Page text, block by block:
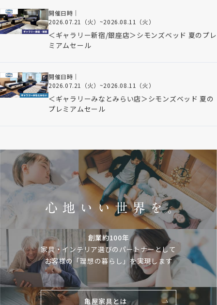
開催日時｜
2026.07.21（火） ~2026.08.11（火）
＜ギャラリー新宿/銀座店＞シモンズベッド 夏のプレ
ミアムセール
開催日時｜
2026.07.21（火） ~2026.08.11（火）
＜ギャラリーみなとみらい店＞シモンズベッド 夏の
プレミアムセール
創業約100年
家具・インテリア選びのパートナーとして
お客様の「理想の暮らし」を実現します
亀屋家具とは